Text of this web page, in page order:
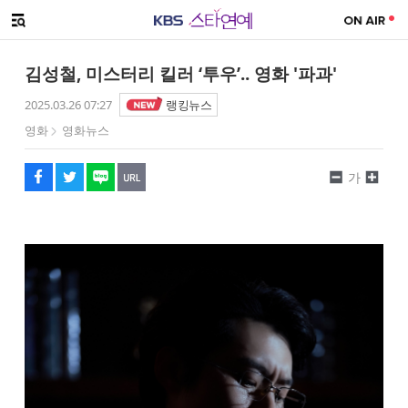
메뉴 열기
김성철, 미스터리 킬러 ‘투우’.. 영화 '파과'
2025.03.26 07:27
랭킹뉴스
영화
영화뉴스
페이스북
트위터
네이버
URL복사
글씨 작게보기
가
글씨 크게보기
해시태그